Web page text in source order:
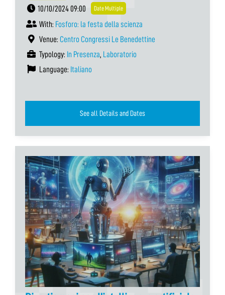
10/10/2024 09:00
Date Multiple
With: Fosforo: la festa della scienza
Venue: Centro Congressi Le Benedettine
Typology: In Presenza, Laboratorio
Language: Italiano
See all Details and Dates